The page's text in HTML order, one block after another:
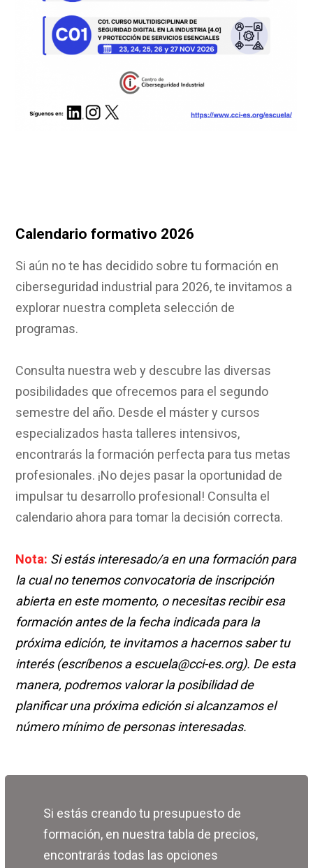
Calendario formativo 2026
Si aún no te has decidido sobre tu formación en
ciberseguridad industrial para 2026, te invitamos a
explorar nuestra completa selección de
programas.
Consulta nuestra web y descubre las diversas
posibilidades que ofrecemos para el segundo
semestre del año. Desde el máster y cursos
especializados hasta talleres intensivos,
encontrarás la formación perfecta para tus metas
profesionales. ¡No dejes pasar la oportunidad de
impulsar tu desarrollo profesional! Consulta el
calendario ahora para tomar la decisión correcta.
Nota: Si estás interesado/a en una formación para
la cual no tenemos convocatoria de inscripción
abierta en este momento, o necesitas recibir esa
formación antes de la fecha indicada para la
próxima edición, te invitamos a hacernos saber tu
interés (escríbenos aescuela@cci-es.org). De esta
manera, podremos valorar la posibilidad de
planificar una próxima edición si alcanzamos el
número mínimo de personas interesadas.
Si estás creando tu presupuesto de
formación, en nuestra tabla de precios,
encontrarás todas las opciones